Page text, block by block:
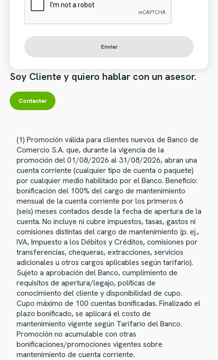
Soy Cliente y quiero hablar con un asesor.
Contactar
Enviar
(1) Promoción válida para clientes nuevos de Banco de
Comercio S.A. que, durante la vigencia de la
promoción del 01/08/2026 al 31/08/2026, abran una
cuenta corriente (cualquier tipo de cuenta o paquete)
por cualquier medio habilitado por el Banco. Beneficio:
bonificación del 100% del cargo de mantenimiento
mensual de la cuenta corriente por los primeros 6
(seis) meses contados desde la fecha de apertura de la
cuenta. No incluye ni cubre impuestos, tasas, gastos ni
comisiones distintas del cargo de mantenimiento (p. ej.,
IVA, Impuesto a los Débitos y Créditos, comisiones por
transferencias, chequeras, extracciones, servicios
adicionales u otros cargos aplicables según tarifario).
Sujeto a aprobación del Banco, cumplimiento de
requisitos de apertura/legajo, políticas de
conocimiento del cliente y disponibilidad de cupo.
Cupo máximo de 100 cuentas bonificadas. Finalizado el
plazo bonificado, se aplicará el costo de
mantenimiento vigente según Tarifario del Banco.
Promoción no acumulable con otras
bonificaciones/promociones vigentes sobre
mantenimiento de cuenta corriente.